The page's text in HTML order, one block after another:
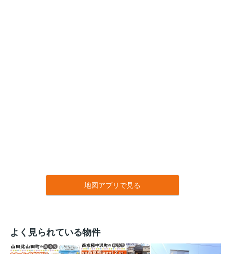
地図アプリで見る
よく見られている物件